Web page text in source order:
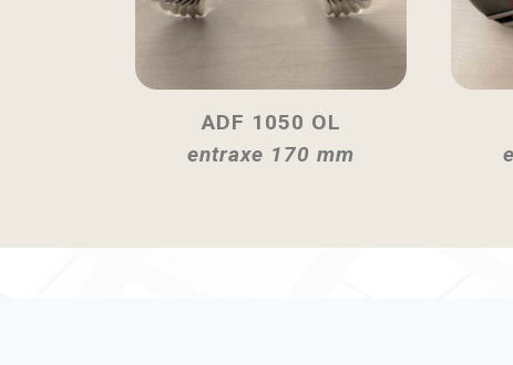
ADF 1050 OL
entraxe 170 mm